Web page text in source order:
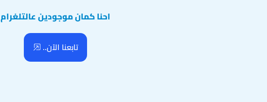
احنا كمان موجودين عالتلغرام
تابعنا الآن..